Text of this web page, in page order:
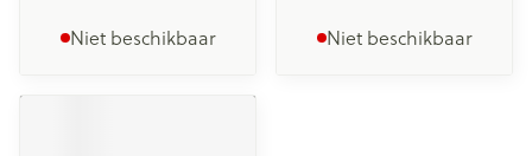
Niet beschikbaar Niet beschikbaar